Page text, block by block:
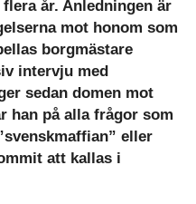
år. Anledningen är
mot honom som
borgmästare
intervju med
sedan domen mot
han på alla frågor som
eller
att kallas i